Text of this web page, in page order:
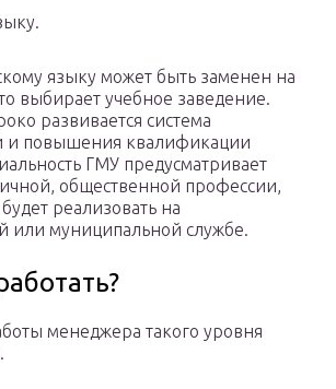
языку может быть заменен на
выбирает учебное заведение.
развивается система
и повышения квалификации
ГМУ предусматривает
общественной профессии,
реализовать на
или муниципальной службе.
менеджера такого уровня